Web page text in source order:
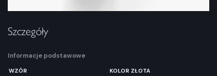
Szczegóły
Informacje podstawowe
WZÓR KOLOR ZŁOTA